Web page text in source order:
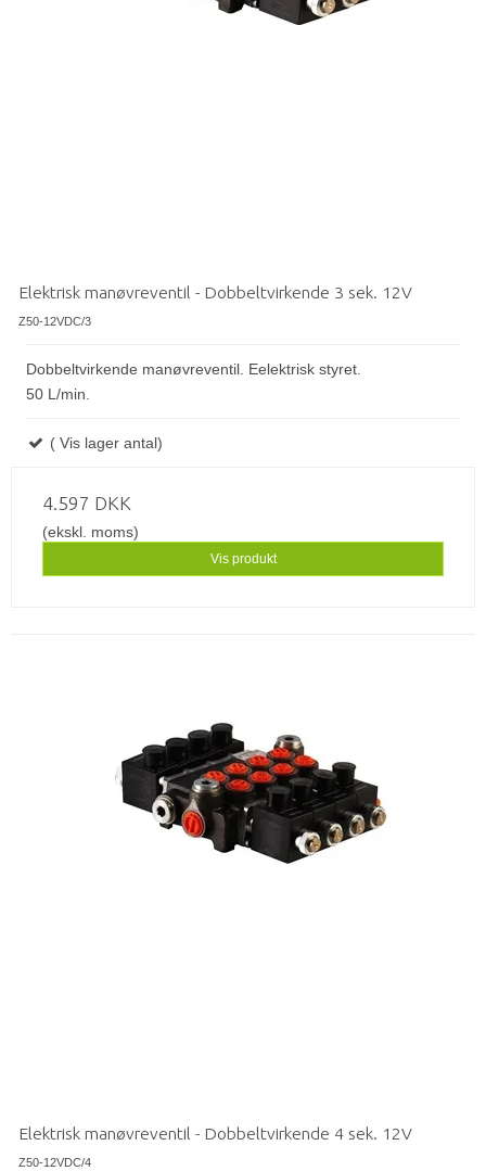
Elektrisk manøvreventil - Dobbeltvirkende 3 sek. 12V
Z50-12VDC/3
Dobbeltvirkende manøvreventil. Eelektrisk styret.
50 L/min.
( Vis lager antal)
4.597 DKK
(ekskl. moms)
Vis produkt
Elektrisk manøvreventil - Dobbeltvirkende 4 sek. 12V
Z50-12VDC/4